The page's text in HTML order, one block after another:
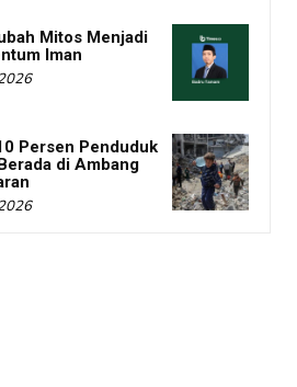
Mitos Menjadi
Iman
Persen Penduduk
di Ambang